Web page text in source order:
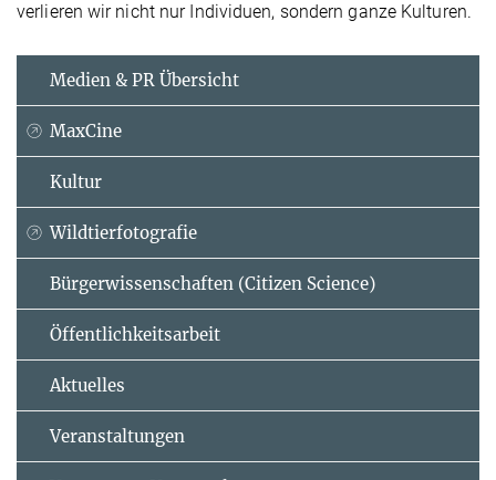
verlieren wir nicht nur Individuen, sondern ganze Kulturen.
Medien & PR Übersicht
MaxCine
Kultur
Wildtierfotografie
Bürgerwissenschaften (Citizen Science)
Öffentlichkeitsarbeit
Aktuelles
Veranstaltungen